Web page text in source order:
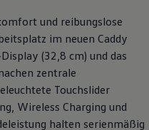
und reibungslose
im neuen Caddy
(32,8 cm) und das
zentrale
Touchslider
Wireless Charging und
halten serienmäßig